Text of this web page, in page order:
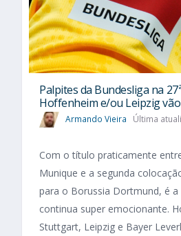
Palpites da Bundesliga na
Hoffenheim e/ou Leipzig
Armando Vieira Última
Com o título praticamente
Munique e a segunda
para o Borussia Dortmund, é a
continua super emocionante.
Stuttgart, Leipzig e Bayer